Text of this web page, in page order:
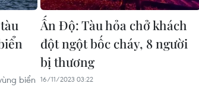
biển
Ấn Độ: Tàu hỏa chở khách
đột ngột bốc cháy, 8 người
bị thương
16/11/2023 03:22